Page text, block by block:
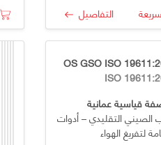
التفاصيل
OS GSO ISO
ISO
قياسية عمانية
الصيني التقليدي – أدوات
لتفريغ الهواء